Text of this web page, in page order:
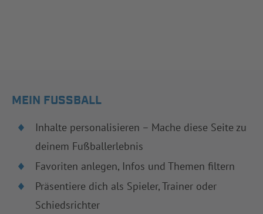
MEIN FUSSBALL
Inhalte personalisieren – Mache diese Seite zu
deinem Fußballerlebnis
Favoriten anlegen, Infos und Themen filtern
Präsentiere dich als Spieler, Trainer oder
Schiedsrichter